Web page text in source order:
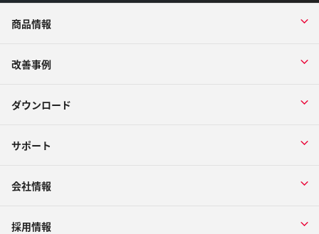
商品情報
改善事例
ダウンロード
サポート
会社情報
採用情報